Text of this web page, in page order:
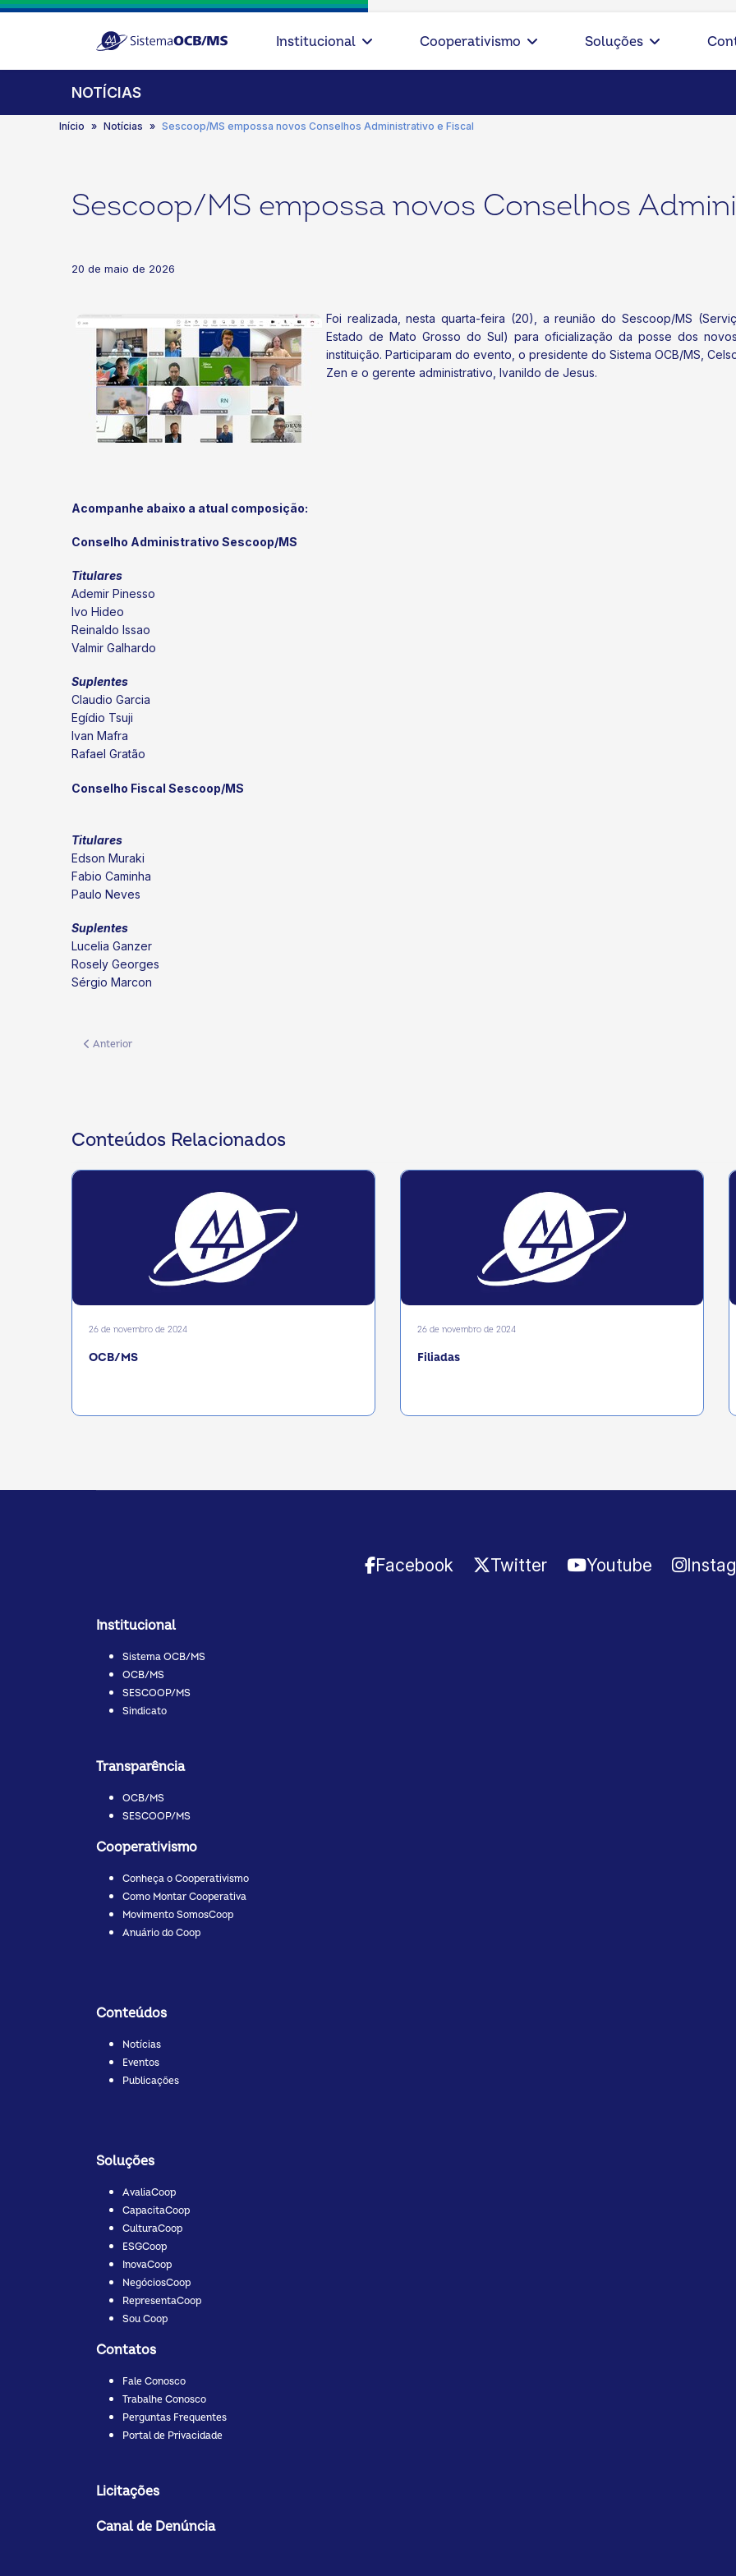
Institucional Cooperativismo Soluções
NOTÍCIAS
Início Notícias Sescoop/MS empossa novos Conselhos Administrativo e Fiscal
Sescoop/MS empossa novos Conselhos
20 de maio de 2026
Foi realizada, nesta quarta-feira (20), a reunião do Sescoop/MS
Estado de Mato Grosso do Sul) para oficialização da posse dos
instituição. Participaram do evento, o presidente do Sistema OCB/MS,
Zen e o gerente administrativo, Ivanildo de Jesus.
Acompanhe abaixo a atual composição:
Conselho Administrativo Sescoop/MS
Titulares
Ademir Pinesso
Ivo Hideo
Reinaldo Issao
Valmir Galhardo
Suplentes
Claudio Garcia
Egídio Tsuji
Ivan Mafra
Rafael Gratão
Conselho Fiscal Sescoop/MS
Titulares
Edson Muraki
Fabio Caminha
Paulo Neves
Suplentes
Lucelia Ganzer
Rosely Georges
Sérgio Marcon
Artigo anterior: Termina dia 29 de maio o prazo para recolhimento da contribuição cooperativista 2026 sem a aplicação de juros e multa.
Anterior
Conteúdos Relacionados
26 de novembro de 2024
OCB/MS
26 de novembro de 2024
Filiadas
Facebook Twitter Youtube
Institucional
Sistema OCB/MS
OCB/MS
SESCOOP/MS
Sindicato
Transparência
OCB/MS
SESCOOP/MS
Cooperativismo
Conheça o Cooperativismo
Como Montar Cooperativa
Movimento SomosCoop
Anuário do Coop
Conteúdos
Notícias
Eventos
Publicações
Soluções
AvaliaCoop
CapacitaCoop
CulturaCoop
ESGCoop
InovaCoop
NegóciosCoop
RepresentaCoop
Sou Coop
Contatos
Fale Conosco
Trabalhe Conosco
Perguntas Frequentes
Portal de Privacidade
Licitações
Canal de Denúncia